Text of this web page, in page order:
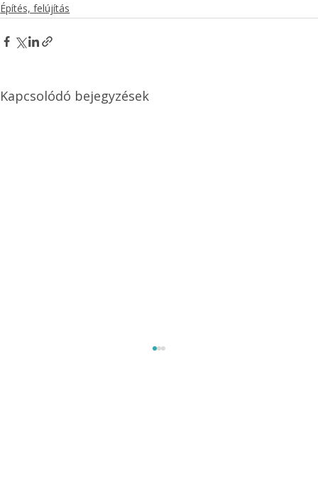
Építés, felújítás
Kapcsolódó bejegyzések